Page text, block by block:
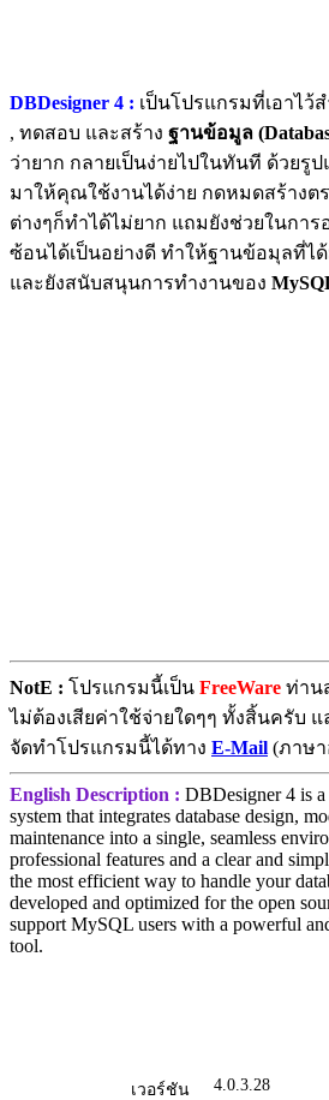
DBDesigner 4 : เป็นโปรแกรมที่เอาไว้
, ทดสอบ และสร้าง ฐานข้อมูล
ว่ายาก กลายเป็นง่ายไปในทันที ด้วยรู
มาให้คุณใช้งานได้ง่าย กดหมดสร้างต
ต่างๆก็ทำได้ไม่ยาก แถมยังช่วยในกา
ซ้อนได้เป็นอย่างดี ทำให้ฐานข้อมุลที่ไ
และยังสนับสนุนการทำงานของ
NotE : โปรแกรมนี้เป็น FreeWare ท่าน
ไม่ต้องเสียค่าใช้จ่ายใดๆๆ ทั้งสิ้นครับ
จัดทำโปรแกรมนี้ได้ทาง E-Mail (ภาษา
English Description : DBDesigner 4 is a
system that integrates database design,
maintenance into a single, seamless
professional features and a clear and
the most efficient way to handle your
developed and optimized for the open
support MySQL users with a powerful
tool.
เวอร์ชัน 4.0.3.28